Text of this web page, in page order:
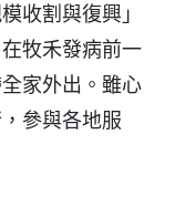
收割與復興」
牧禾發病前一
家外出。雖心
參與各地服